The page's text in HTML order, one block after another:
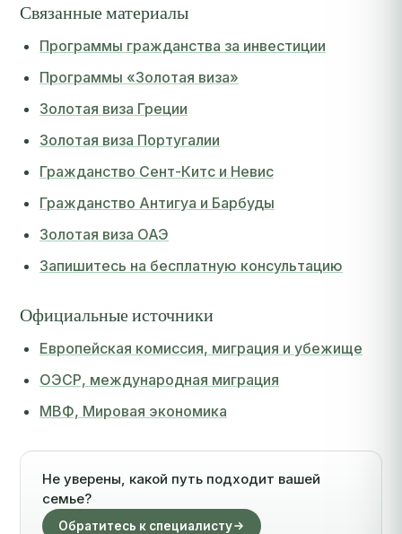
Связанные материалы
Программы гражданства за инвестиции
Программы «Золотая виза»
Золотая виза Греции
Золотая виза Португалии
Гражданство Сент-Китс и Невис
Гражданство Антигуа и Барбуды
Золотая виза ОАЭ
Запишитесь на бесплатную консультацию
Официальные источники
Европейская комиссия, миграция и убежище
ОЭСР, международная миграция
МВФ, Мировая экономика
Не уверены, какой путь подходит вашей
семье?
Обратитесь к специалисту